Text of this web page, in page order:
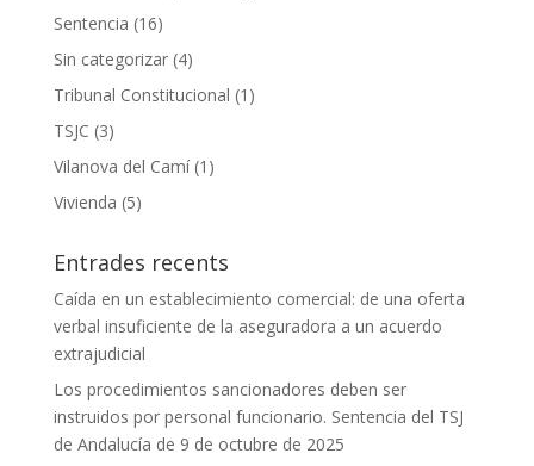
Sentencia (16)
Sin categorizar(4)
Tribunal Constitucional (1)
TSJC (3)
Vilanova del Camí(1)
Vivienda (5)
Entrades recents
Caída en un establecimiento comercial: de una oferta
verbal insuficiente de la aseguradora a un acuerdo
extrajudicial
Los procedimientos sancionadores deben ser
instruidos por personal funcionario. Sentencia del TSJ
de Andalucía de 9 de octubre de 2025